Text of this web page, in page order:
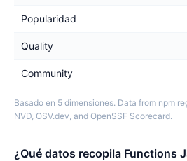
Popularidad
Quality
Community
Basado en 5 dimensiones. Data from npm
NVD, OSV.dev, and OpenSSF Scorecard.
¿Qué datos recopila Functions